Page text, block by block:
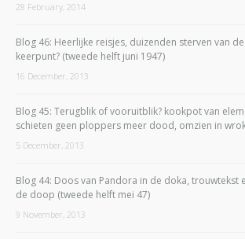
28 February, 2014
Blog 46: Heerlijke reisjes, duizenden sterven van
keerpunt? (tweede helft juni 1947)
16 December, 2013
Blog 45: Terugblik of vooruitblik? kookpot van
schieten geen ploppers meer dood, omzien in
5 December, 2013
Blog 44: Doos van Pandora in de doka, trouwtekst
de doop (tweede helft mei 47)
9 November, 2013